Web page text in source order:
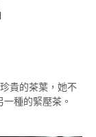
貴的茶葉，她不
種的緊壓茶。